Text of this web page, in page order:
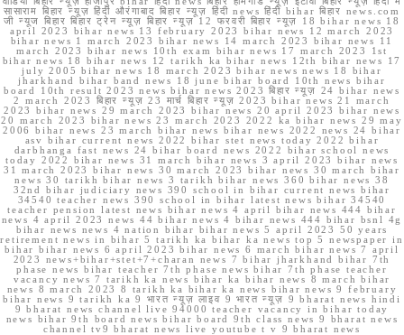
सासाराम बिहार न्यूज़ हिंदी औरंगाबाद बिहार न्यूज़ हिंदी news हिंदी bihar बिहार news.com
जी न्यूज बिहार बिहार ट्रेन न्यूज़ बिहार न्यूज़ 12 फरवरी बिहार न्यूज़ 18 bihar news 18
april 2023 bihar news 13 february 2023 bihar news 12 march 2023
bihar news 1 march 2023 bihar news 14 march 2023 bihar news 11
march 2023 bihar news 10th exam bihar news 17 march 2023 1st
bihar news 18 bihar news 12 tarikh ka bihar news 12th bihar news 17
july 2005 bihar news 18 march 2023 bihar news news 18 bihar
jharkhand bihar band news 18 june bihar board 10th news bihar
board 10th result 2023 news bihar news 2023 बिहार न्यूज़ 24 bihar news
2 march 2023 बिहार न्यूज़ 23 मार्च बिहार न्यूज़ 2023 bihar news 21 march
2023 bihar news 29 march 2023 bihar news 20 april 2023 bihar news
20 march 2023 bihar news 23 march 2023 2022 ka bihar news 29 may
2006 bihar news 23 march bihar news bihar news 2022 news 24 bihar
asv bihar current news 2022 bihar stet news today 2022 bihar
darbhanga fast news 24 bihar board news 2022 bihar school news
today 2022 bihar news 31 march bihar news 3 april 2023 bihar news
31 march 2023 bihar news 30 march 2023 bihar news 30 march bihar
news 30 tarikh bihar news 3 tarikh bihar news 360 bihar news 38
32nd bihar judiciary news 390 school in bihar current news bihar
34540 teacher news 390 school in bihar latest news bihar 34540
teacher pension latest news bihar news 4 april bihar news 444 bihar
news 4 april 2023 news 44 bihar news 4 bihar news 444 bihar bsnl 4g
bihar news news 4 nation bihar bihar news 5 april 2023 50 years
retirement news in bihar 5 tarikh ka bihar ka news top 5 newspaper in
bihar bihar news 6 april 2023 bihar news 6 march bihar news 7 april
2023 news+bihar+stet+7+charan news 7 bihar jharkhand bihar 7th
phase news bihar teacher 7th phase news bihar 7th phase teacher
vacancy news 7 tarikh ka news bihar ka bihar news 8 march bihar
news 8 march 2023 8 tarikh ka bihar ka news bihar news 9 february
bihar news 9 tarikh ka 9 भारत न्यूज़ लाइव 9 भारत न्यूज़ 9 bharat news hindi
9 bharat news channel live 94000 teacher vacancy in bihar today
news bihar 9th board news bihar board 9th class news 9 bharat news
channel tv9 bharat news live youtube t v 9 bharat news